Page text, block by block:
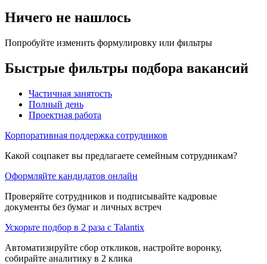
Ничего не нашлось
Попробуйте изменить формулировку или фильтры
Быстрые фильтры подбора вакансий
Частичная занятость
Полный день
Проектная работа
Корпоративная поддержка сотрудников
Какой соцпакет вы предлагаете семейным сотрудникам?
Оформляйте кандидатов онлайн
Проверяйте сотрудников и подписывайте кадровые
документы без бумаг и личных встреч
Ускорьте подбор в 2 раза с Talantix
Автоматизируйте сбор откликов, настройте воронку,
собирайте аналитику в 2 клика